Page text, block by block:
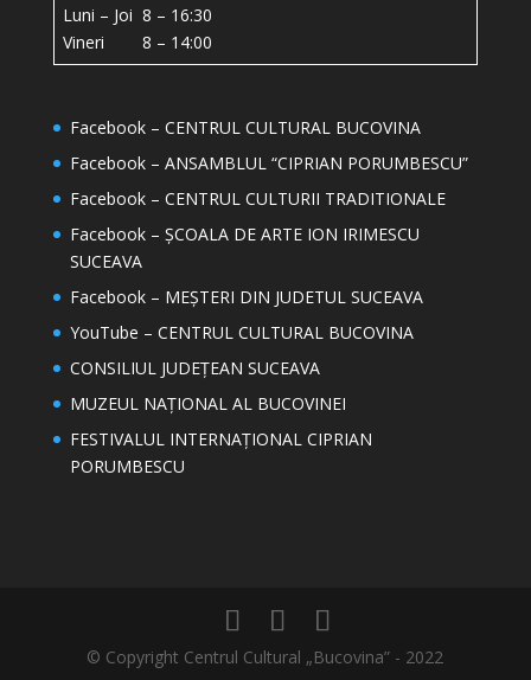
Luni – Joi 8 – 16:30
Vineri 8 – 14:00
Facebook – CENTRUL CULTURAL BUCOVINA
Facebook – ANSAMBLUL “CIPRIAN PORUMBESCU”
Facebook – CENTRUL CULTURII TRADITIONALE
Facebook – ȘCOALA DE ARTE ION IRIMESCU
SUCEAVA
Facebook – MEȘTERI DIN JUDETUL SUCEAVA
YouTube – CENTRUL CULTURAL BUCOVINA
CONSILIUL JUDEȚEAN SUCEAVA
MUZEUL NAȚIONAL AL BUCOVINEI
FESTIVALUL INTERNAȚIONAL CIPRIAN
PORUMBESCU
© Copyright Centrul Cultural „Bucovina” - 2022